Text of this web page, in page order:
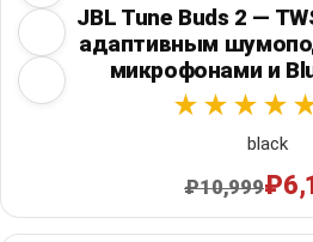
JBL Tune Buds 2 —
адаптивным
микрофонами и
black
₽10,999